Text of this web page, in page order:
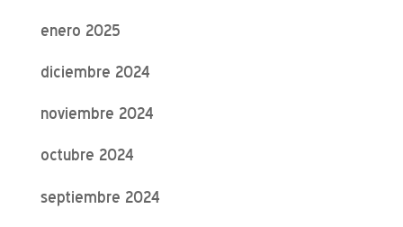
enero 2025
diciembre 2024
noviembre 2024
octubre 2024
septiembre 2024